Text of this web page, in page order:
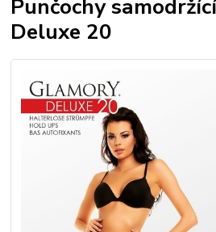
Punčochy
Deluxe 20